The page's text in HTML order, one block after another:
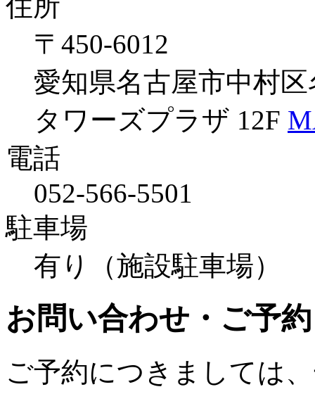
〒450-6012
愛知県名古屋市中村区
タワーズプラザ 12F
電話
052-566-5501
駐車場
有り（施設駐車場）
お問い合わせ・ご予約
ご予約につきましては